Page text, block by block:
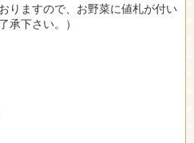
りますので、お野菜に値札が付い
承下さい。）